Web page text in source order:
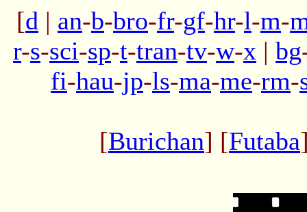
[d | an-b-bro-fr-gf-hr-l-m-
r-s-sci-sp-t-tran-tv-w-x | bg
fi-hau-jp-ls-ma-me-rm-
[Burichan] [Futaba